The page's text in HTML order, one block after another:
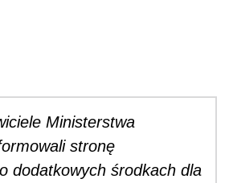
Ministerstwa
stronę
dodatkowych środkach dla